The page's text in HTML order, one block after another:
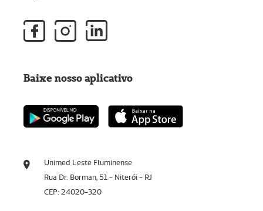
Unimed Leste Fluminense
Rua Dr. Borman, 51 - Niterói - RJ
CEP: 24020-320
Baixe nosso aplicativo